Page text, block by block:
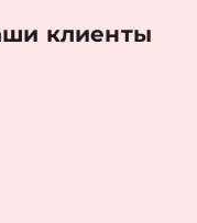
клиенты